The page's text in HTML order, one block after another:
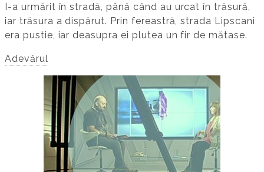
I-a urmărit în stradă, până când au urcat în trăsură,
iar trăsura a dispărut. Prin fereastră, strada Lipscani
era pustie, iar deasupra ei plutea un fir de mătase.
Adevărul